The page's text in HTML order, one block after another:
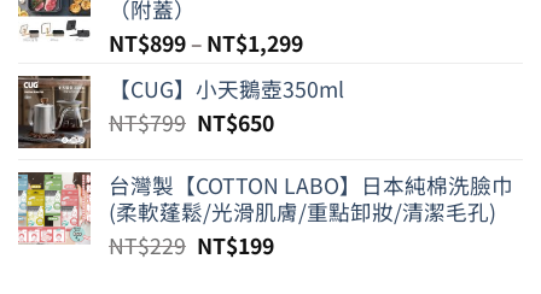
（附蓋）
NT$899– NT$1,299
【CUG】小天鵝壺350ml
NT$799 原
價
格：
NT$799。
NT$650目
價
格：
NT$650。
台灣製【COTTON LABO】日本純棉洗臉巾
(柔軟蓬鬆/光滑肌膚/重點卸妝/清潔毛孔)
NT$229 原
NT$199目